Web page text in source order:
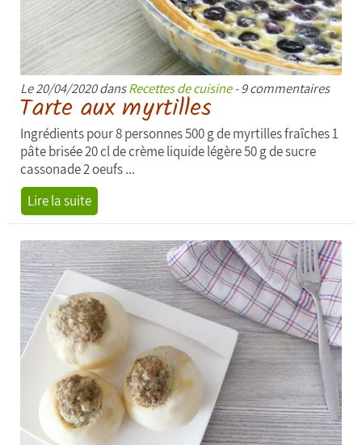
Le 20/04/2020 dansRecettes de cuisine- 9 commentaires
Tarte aux myrtilles
Ingrédients pour 8 personnes 500 g de myrtilles fraîches 1
pâte brisée 20 cl de crème liquide légère 50 g de sucre
cassonade 2 oeufs ...
Lire la suite